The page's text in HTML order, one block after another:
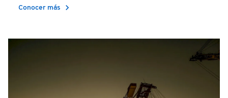
Conocer más chevron_right